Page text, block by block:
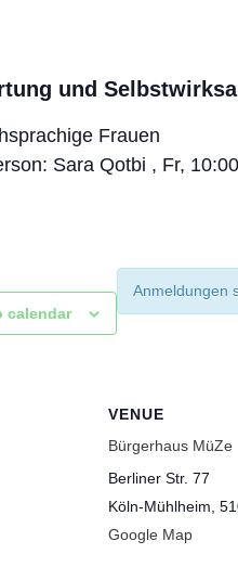
und
Frauen
Sara Qotbi , Fr,
calendar
VENUE
Bürgerhaus MüZe
Berliner Str. 77
Köln-Mühlheim
Google Map
Anmeldungen